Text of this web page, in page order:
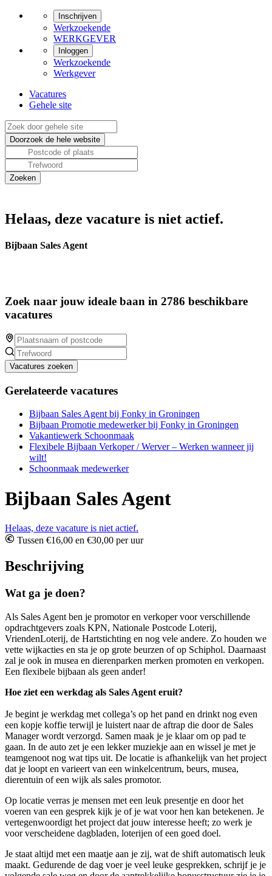
Inschrijven
Werkzoekende
WERKGEVER
Inloggen
Werkzoekende
Werkgever
Vacatures
Gehele site
Helaas, deze vacature is niet actief.
Bijbaan Sales Agent
Zoek naar jouw ideale baan in 2786 beschikbare
vacatures
Vacatures zoeken
Gerelateerde vacatures
Bijbaan Sales Agent bij Fonky in Groningen
Bijbaan Promotie medewerker bij Fonky in Groningen
Vakantiewerk Schoonmaak
Flexibele Bijbaan Verkoper / Werver – Werken wanneer jij
wilt!
Schoonmaak medewerker
Bijbaan Sales Agent
Helaas, deze vacature is niet actief.
Tussen €16,00 en €30,00 per uur
Beschrijving
Wat ga je doen?
Als Sales Agent ben je promotor en verkoper voor verschillende
opdrachtgevers zoals KPN, Nationale Postcode Loterij,
VriendenLoterij, de Hartstichting en nog vele andere. Zo houden we
vette wijkacties en sta je op grote beurzen of op Schiphol. Daarnaast
zal je ook in musea en dierenparken merken promoten en verkopen.
Een flexibele bijbaan als geen ander!
Hoe ziet een werkdag als Sales Agent eruit?
Je begint je werkdag met collega’s op het pand en drinkt nog even
een kopje koffie terwijl je luistert naar de aftrap die door de Sales
Manager wordt verzorgd. Samen maak je je klaar om op pad te
gaan. In de auto zet je een lekker muziekje aan en wissel je met je
teamgenoot nog wat tips uit. De locatie is afhankelijk van het project
dat je loopt en varieert van een winkelcentrum, beurs, musea,
dierentuin of een wijk als sales promotor.
Op locatie verras je mensen met een leuk presentje en door het
voeren van een gesprek kijk je of je wat voor hen kan betekenen. Je
vertegenwoordigt het project dat jouw interesse heeft; zo werk je
voor verscheidene dagbladen, loterijen of een goed doel.
Je staat altijd met een maatje aan je zij, wat de shift automatisch leuk
maakt. Gedurende de dag voer je veel leuke gesprekken, schrijf je je